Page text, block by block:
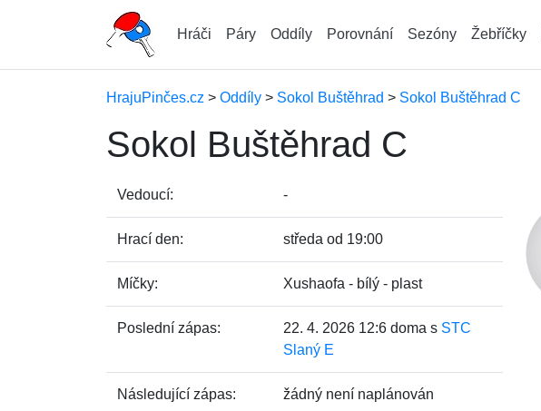
Hráči Páry Oddíly Porovnání Sezóny Žebříčky
HrajuPinčes.cz > Oddíly > Sokol Buštěhrad > Sokol Buštěhrad C
Sokol Buštěhrad C
Vedoucí: -
Hrací den: středa od 19:00
Míčky: Xushaofa - bílý - plast
Poslední zápas: 22. 4. 2026 12:6 doma s STC
Slaný E
Následující zápas: žádný není naplánován